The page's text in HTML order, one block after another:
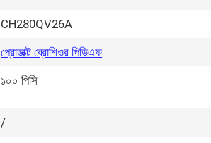
CH280QV26A
প্রোডাক্ট ব্রোশিওর পিডিএফ
১০০ পিসি
/